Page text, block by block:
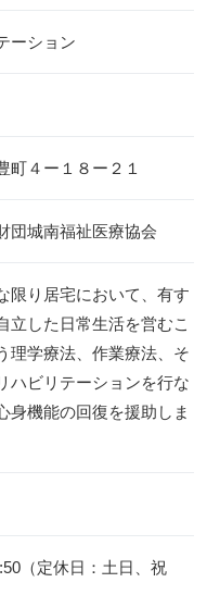
を配信中！
ーション
町４ー１８ー２１
団城南福祉医療協会
限り居宅において、有す
立した日常生活を営むこ
理学療法、作業療法、そ
ハビリテーションを行な
身機能の回復を援助しま
（定休日：土日、祝